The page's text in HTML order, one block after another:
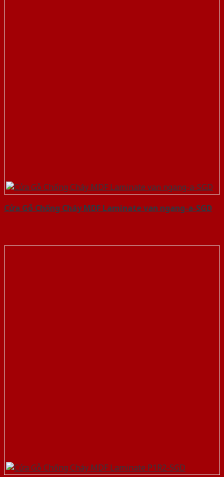
Cửa Gỗ Chống Cháy MDF Laminate van ngang-a-SGD